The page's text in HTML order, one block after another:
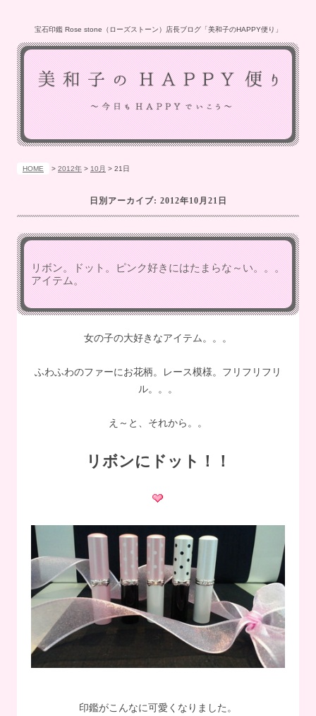
宝石印鑑 Rose stone（ローズストーン）店長ブログ「美和子のHAPPY便り」
HOME > 2012年 > 10月 > 21日
日別アーカイブ: 2012年10月21日
リボン。ドット。ピンク好きにはたまらな～い。。。
アイテム。
女の子の大好きなアイテム。。。
ふわふわのファーにお花柄。レース模様。フリフリフリ
ル。。。
え～と、それから。。
リボンにドット ！！
印鑑がこんなに可愛くなりました。